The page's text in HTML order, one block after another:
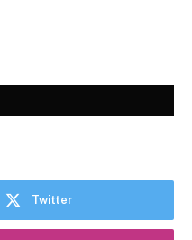
Twitter